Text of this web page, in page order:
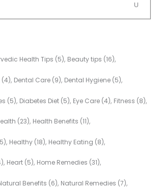
Health Tips (5) Beauty tips (16)
(4) Dental Care (9) Dental Hygiene (5)
(5) Diabetes Diet (5) Eye Care (4) Fitness (8)
(23) Health Benefits (11)
Healthy (18) Healthy Eating (8)
Heart (5) Home Remedies (31)
Benefits (6) Natural Remedies (7)